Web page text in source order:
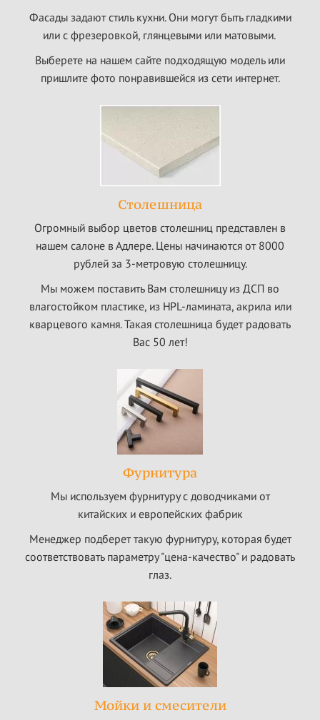
Фасады задают стиль кухни. Они могут быть гладкими
или с фрезеровкой, глянцевыми или матовыми.
Выберете на нашем сайте подходящую модель или
пришлите фото понравившейся из сети интернет.
Столешница
Огромный выбор цветов столешниц представлен в
нашем салоне в Адлере. Цены начинаются от 8000
рублей за 3-метровую столешницу.
Мы можем поставить Вам столешницу из ДСП во
влагостойком пластике, из HPL-ламината, акрила или
кварцевого камня. Такая столешница будет радовать
Вас 50 лет!
Фурнитура
Мы используем фурнитуру с доводчиками от
китайских и европейских фабрик
Менеджер подберет такую фурнитуру, которая будет
соответствовать параметру "цена-качество" и радовать
глаз.
Мойки и смесители